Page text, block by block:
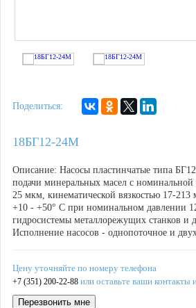
Поделиться:
18БГ12-24М
Описание: Насосы пластинчатые типа
подачи минеральных масел с номинальной
25 мкм, кинематической вязкостью 17-213
+10 - +50° С при номинальном давлении
гидросистемы металлорежущих станков и
Исполнение насосов - однопоточное и
Цену уточняйте по номеру телефона
+7 (351) 200-22-88 или оставьте ваши контакты
Перезвонить мне